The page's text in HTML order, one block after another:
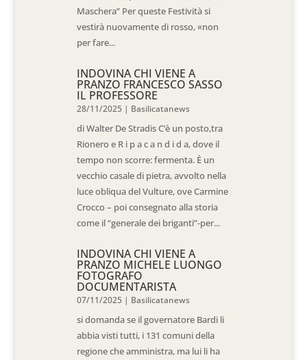
Maschera” Per queste Festività si
vestirà nuovamente di rosso, «non
per fare...
INDOVINA CHI VIENE A
PRANZO FRANCESCO SASSO
IL PROFESSORE
28/11/2025 | Basilicatanews
di Walter De Stradis C’è un posto,tra
Rionero e R i p a c a n d i d a, dove il
tempo non scorre: fermenta. È un
vecchio casale di pietra, avvolto nella
luce obliqua del Vulture, ove Carmine
Crocco – poi consegnato alla storia
come il “generale dei briganti”-per...
INDOVINA CHI VIENE A
PRANZO MICHELE LUONGO
FOTOGRAFO
DOCUMENTARISTA
07/11/2025 | Basilicatanews
si domanda se il governatore Bardi li
abbia visti tutti, i 131 comuni della
regione che amministra, ma lui li ha